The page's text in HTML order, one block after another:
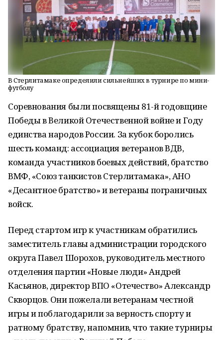
В Стерлитамаке определили сильнейших в турнире по мини-
футболу
Соревнования были посвящены 81-й годовщине
Победы в Великой Отечественной войне и Году
единства народов России. За кубок боролись
шесть команд: ассоциация ветеранов ВДВ,
команда участников боевых действий, братство
ВМФ, «Союз танкистов Стерлитамака», АНО
«Десантное братство» и ветераны пограничных
войск.
Перед стартом игр к участникам обратились
заместитель главы администрации городского
округа Павел Шорохов, руководитель местного
отделения партии «Новые люди» Андрей
Касьянов, директор ВПО «Отечество» Александр
Скворцов. Они пожелали ветеранам честной
игры и поблагодарили за верность спорту и
ратному братству, напомнив, что такие турниры